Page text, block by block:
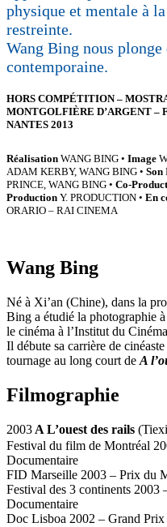
physique et mentale à
restreinte.
Wang Bing nous
contemporaine.
HORS COMPÉTITION –
MONTGOLFIÈRE D’ARGENT –
NANTES 2013
Réalisation WANG BING • Image
ADAM KERBY, WANG BING • Son
PRINCE, WANG BING • Co-
Production Y. PRODUCTION • En
ORARIO – RAI CINEMA
Wang Bing
Né à Xi’an (Chine), dans la
Bing a étudié la photographie
le cinéma à l’Institut du
Il débute sa carrière de
tournage au long court de A
Filmographie
2003A L’ouest des rails
Festival du film de Montréal
Documentaire
FID Marseille 2003 – Prix du
Festival des 3 continents 2003
Documentaire
Doc Lisboa 2002 – Grand Prix